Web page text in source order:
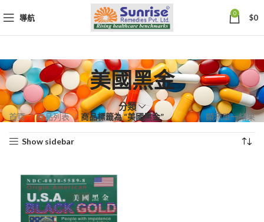
導航 0 $0
美國黑金
分類
首頁 商品列表 商品標籤為 “美國黑金” 顯示單一結果
Show sidebar